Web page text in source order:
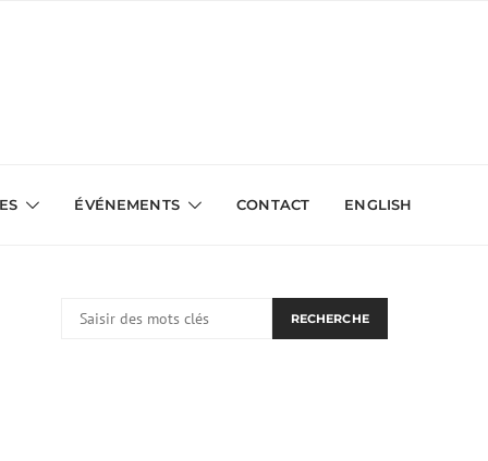
ÉVÉNEMENTS CONTACT ENGLISH
RECHERCHE